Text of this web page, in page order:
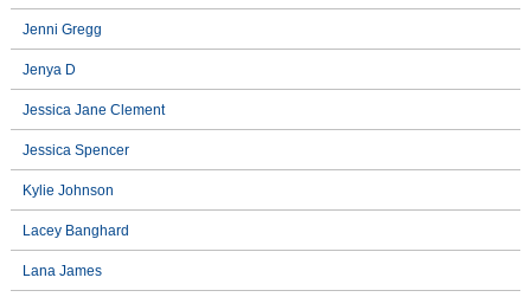
Jenni Gregg
Jenya D
Jessica Jane Clement
Jessica Spencer
Kylie Johnson
Lacey Banghard
Lana James